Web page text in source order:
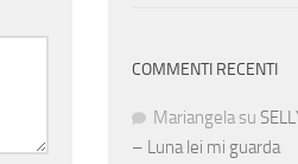
COMMENTI RECENTI
Mariangela su
– Luna lei mi guarda